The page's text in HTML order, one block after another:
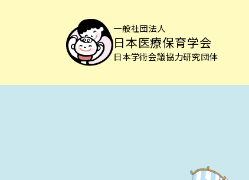
一般社団法人
日本医療保育学会
日本学術会議協力研究団体